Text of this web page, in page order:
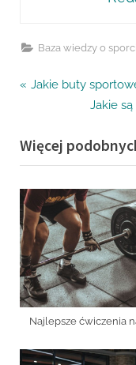
Baza wiedzy o
Nawigacja
P
v
i
o
u
s
P
o
s
t
Jakie buty
N
x
t
P
o
s
t
:
Jakie
Więcej
Najlepsze ćwiczenia